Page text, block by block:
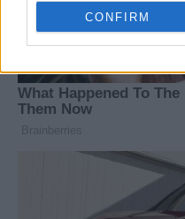
CONFIRM